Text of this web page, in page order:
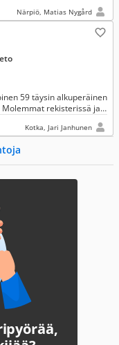
Närpiö, Matias Nygård
rekisterissä ja
Kotka, Jari Janhunen